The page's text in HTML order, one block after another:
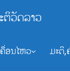
ຕິວັດລາວ
ອນໄຫວ ມະຕິ,